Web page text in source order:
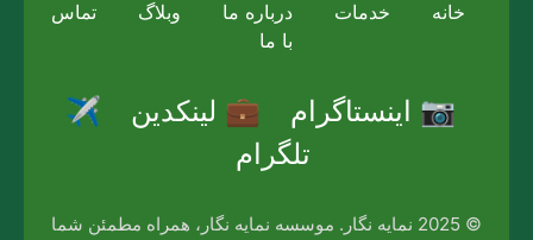
خانه خدمات درباره ما وبلاگ
تماس
با ما
📷 اینستاگرام 💼 لینکدین
✈️
تلگرام
© 2025 نمایه نگار. موسسه نمایه نگار، همراه مطمئن شما